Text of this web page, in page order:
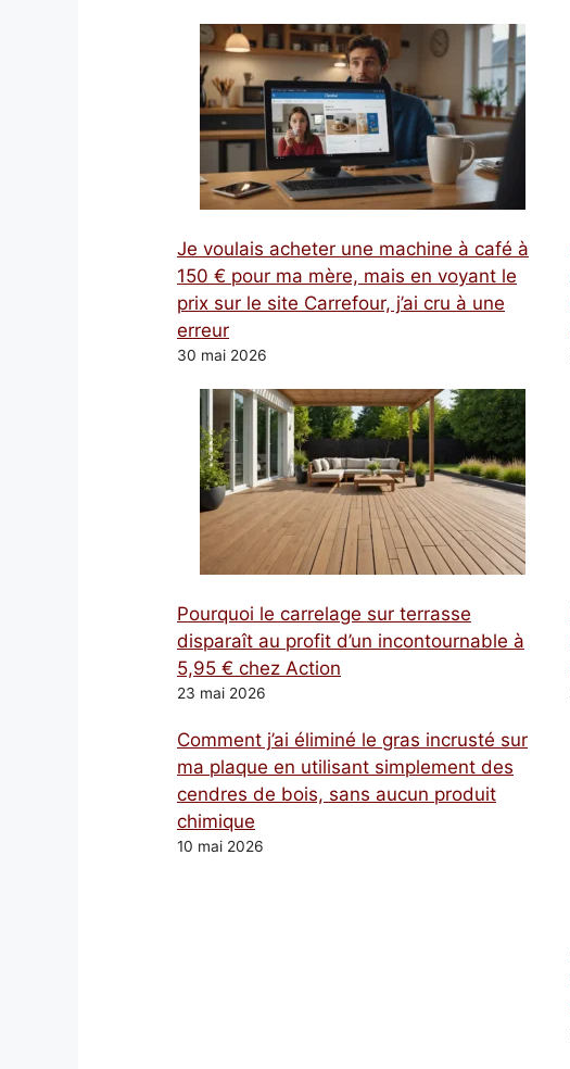
Je voulais acheter une machine à café à
150 € pour ma mère, mais en voyant le
prix sur le site Carrefour, j’ai cru à une
erreur
30 mai 2026
Pourquoi le carrelage sur terrasse
disparaît au profit d’un incontournable à
5,95 € chez Action
23 mai 2026
Comment j’ai éliminé le gras incrusté sur
ma plaque en utilisant simplement des
cendres de bois, sans aucun produit
chimique
10 mai 2026